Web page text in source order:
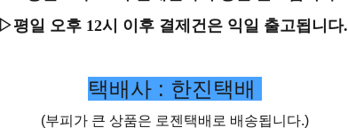
▷평일 오후 12시 이후 결제건은 익일 출고됩니다.
택배사 : 한진택배
(부피가 큰 상품은 로젠택배로 배송됩니다.)